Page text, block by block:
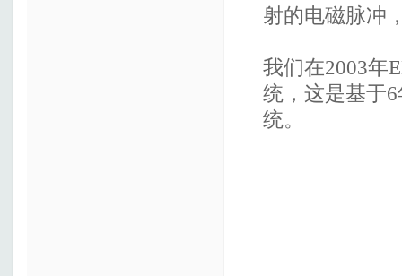
射的电磁脉冲
我们在2003年
统，这是基于
统。